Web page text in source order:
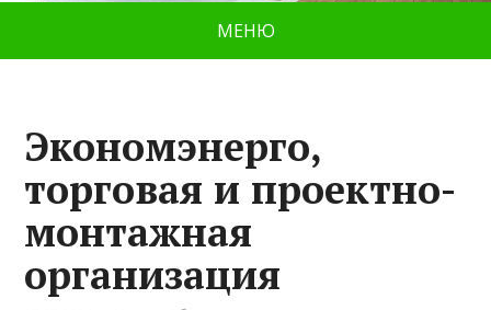
МЕНЮ
Экономэнерго,
торговая и проектно-
монтажная
организация